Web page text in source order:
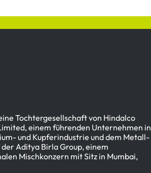
Tochtergesellschaft von Hindalco
einem führenden Unternehmen in
und Kupferindustrie und dem Metall-
Aditya Birla Group, einem
Mischkonzern mit Sitz in Mumbai,